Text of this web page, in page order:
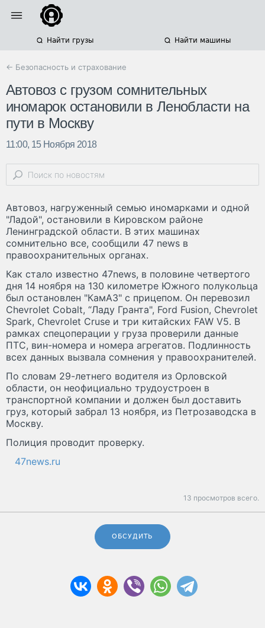
Найти грузы Найти машины
← Безопасность и страхование
Автовоз с грузом сомнительных
иномарок остановили в Ленобласти на
пути в Москву
11:00, 15 Ноября 2018
Автовоз, нагруженный семью иномарками и одной
"Ладой", остановили в Кировском районе
Ленинградской области. В этих машинах
сомнительно все, сообщили 47 news в
правоохранительных органах.
Как стало известно 47news, в половине четвертого
дня 14 ноября на 130 километре Южного полукольца
был остановлен "КамАЗ" с прицепом. Он перевозил
Chevrolet Cobalt, “Ладу Гранта", Ford Fusion, Chevrolet
Spark, Chevrolet Cruse и три китайских FAW V5. В
рамках спецоперации у груза проверили данные
ПТС, вин-номера и номера агрегатов. Подлинность
всех данных вызвала сомнения у правоохранителей.
По словам 29-летнего водителя из Орловской
области, он неофициально трудоустроен в
транспортной компании и должен был доставить
груз, который забрал 13 ноября, из Петрозаводска в
Москву.
Полиция проводит проверку.
47news.ru
13 просмотров всего.
ОБСУДИТЬ